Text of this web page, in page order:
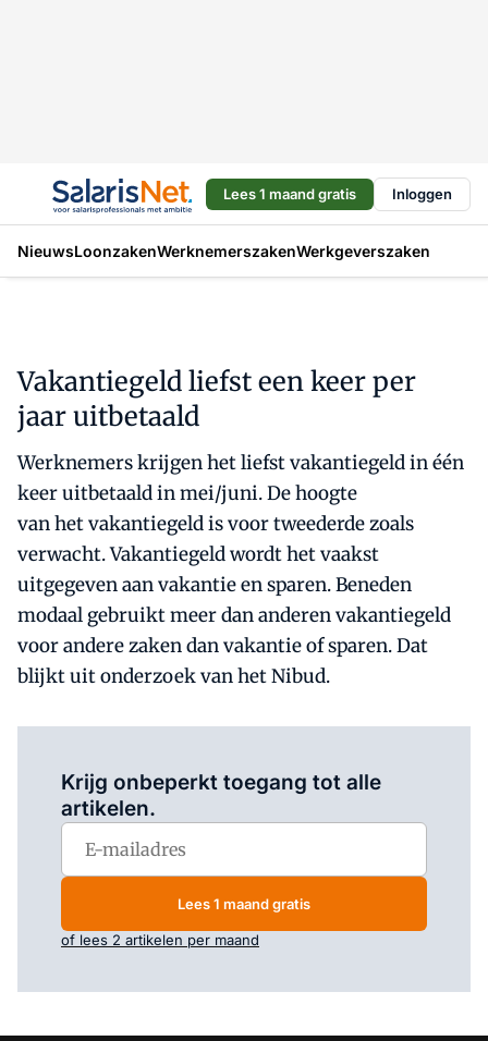
Lees 1 maand gratis Inloggen
NieuwsLoonzakenWerknemerszakenWerkgeverszaken
Vakantiegeld liefst een keer per
jaar uitbetaald
Werknemers krijgen het liefst vakantiegeld in één
keer uitbetaald in mei/juni. De hoogte
van het vakantiegeld is voor tweederde zoals
verwacht. Vakantiegeld wordt het vaakst
uitgegeven aan vakantie en sparen. Beneden
modaal gebruikt meer dan anderen vakantiegeld
voor andere zaken dan vakantie of sparen. Dat
blijkt uit onderzoek van het Nibud.
Krijg onbeperkt toegang tot alle
artikelen.
Lees 1 maand gratis
of lees 2 artikelen per maand